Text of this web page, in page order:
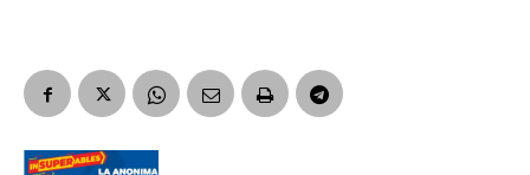
Suscribirme gratis